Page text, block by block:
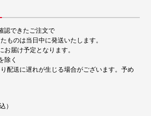
認できたご注文で
ものは当日中に発送いたします。
届け予定となります。
除く
配送に遅れが生じる場合がございます。予め
）